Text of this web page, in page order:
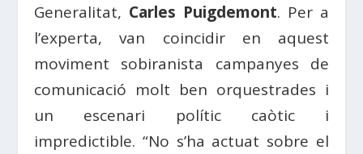
Generalitat, Carles Puigdemont. Per a
l’experta, van coincidir en aquest
moviment sobiranista campanyes de
comunicació molt ben orquestrades i
un escenari polític caòtic i
impredictible. “No s’ha actuat sobre el